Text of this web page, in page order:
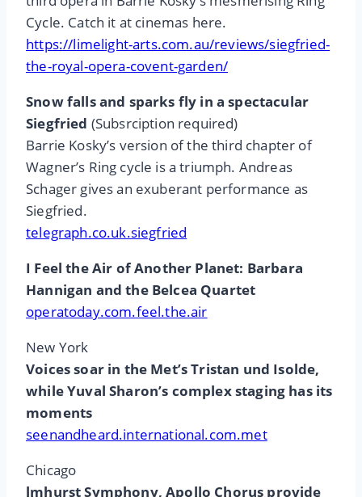
Cycle. Catch it at cinemas here.
https://limelight-arts.com.au/reviews/siegfried-
the-royal-opera-covent-garden/
Snow falls and sparks fly in a spectacular
Siegfried (Subsrciption required)
Barrie Kosky’s version of the third chapter of
Wagner’s Ring cycle is a triumph. Andreas
Schager gives an exuberant performance as
Siegfried.
telegraph.co.uk.siegfried
I Feel the Air of Another Planet: Barbara
Hannigan and the Belcea Quartet
operatoday.com.feel.the.air
New York
Voices soar in the Met’s Tristan und Isolde,
while Yuval Sharon’s complex staging has its
moments
seenandheard.international.com.met
Chicago
lmhurst Symphony, Apollo Chorus provide